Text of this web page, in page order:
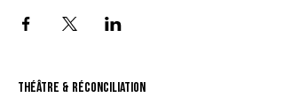
théâtre & Réconciliation